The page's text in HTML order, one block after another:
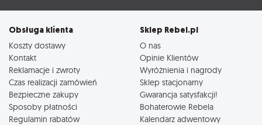
Obsługa klienta
Koszty dostawy
Kontakt
Reklamacje i zwroty
Czas realizacji zamówień
Bezpieczne zakupy
Sposoby płatności
Regulamin rabatów
Sklep Rebel.pl
O nas
Opinie Klientów
Wyróżnienia i nagrody
Sklep stacjonarny
Gwarancja satysfakcji!
Bohaterowie Rebela
Kalendarz adwentowy